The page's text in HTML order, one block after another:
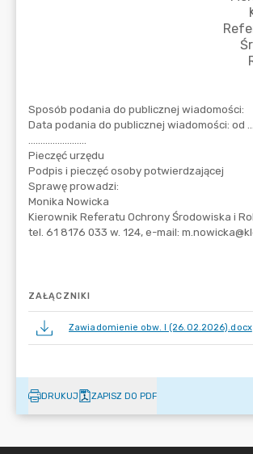
ZAŁĄCZNIKI
Zawiadomienie obw. I (26.02.2026).docx
DRUKUJ ZAPISZ DO PDF